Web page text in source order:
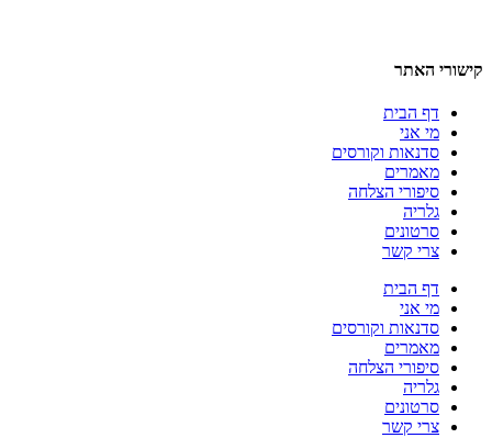
קישורי האתר
דף הבית
מי אני
סדנאות וקורסים
מאמרים
סיפורי הצלחה
גלריה
סרטונים
צרי קשר
דף הבית
מי אני
סדנאות וקורסים
מאמרים
סיפורי הצלחה
גלריה
סרטונים
צרי קשר